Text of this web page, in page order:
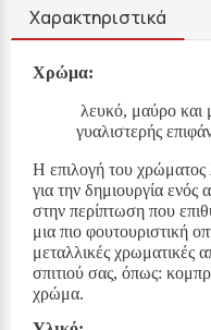
Χαρακτηριστικά
Χρώμα:
λευκό, μαύρο και
γυαλιστερής
Η επιλογή του χρώματος
για την δημιουργία ενός
στην περίπτωση που
μια πιο φουτουριστική
μεταλλικές χρωματικές
σπιτιού σας, όπως:
χρώμα.